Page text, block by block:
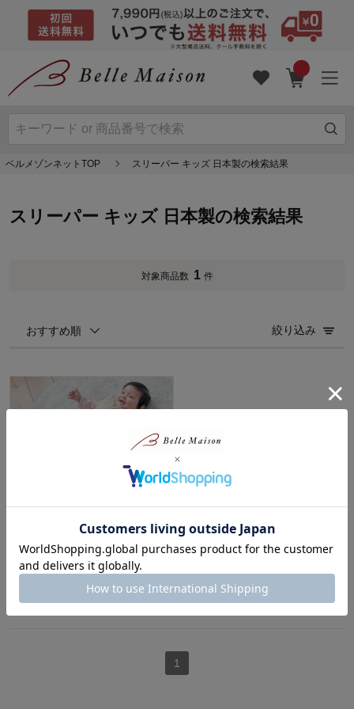
ベルメゾンネットTOP スリーパー キッズ 日本製の検索結果
スリーパー キッズ 日本製の検索結果
対象商品数 1 件
おすすめ順 絞り込み
６重ガーゼべスト【日本製ベビ
ー寝具 新生児】
¥2,530～¥3,630（税込）
(10)
1